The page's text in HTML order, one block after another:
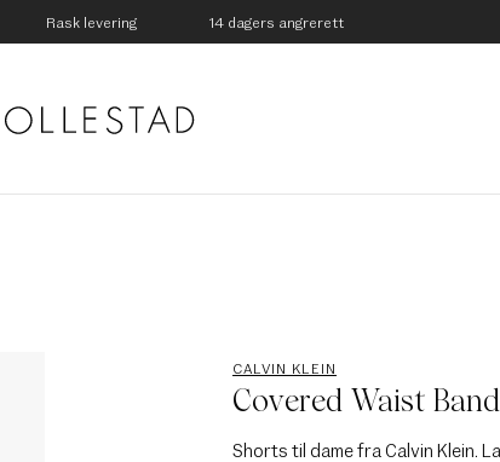
Rask levering 14 dagers angrerett
CALVIN KLEIN
Covered Waist
Shorts til dame fra Calvin Klein.